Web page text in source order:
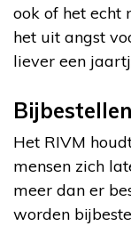
ook of het echt
het uit angst
liever een
Het RIVM
mensen zich
meer dan er
worden